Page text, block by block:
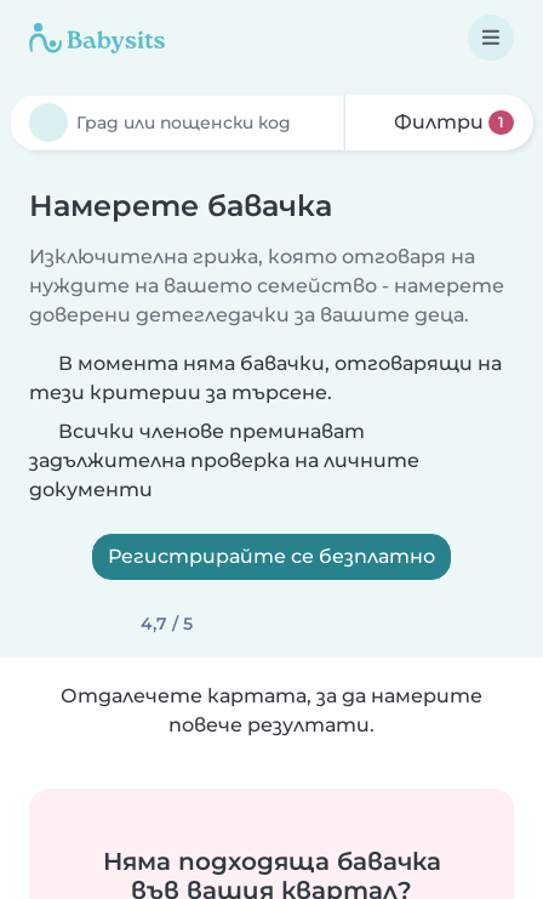
Филтри 1
Намерете бавачка
Изключителна грижа, която отговаря на
нуждите на вашето семейство - намерете
доверени детегледачки за вашите деца.
В момента няма бавачки, отговарящи на
тези критерии за търсене.
Всички членове преминават
задължителна проверка на личните
документи
Регистрирайте се безплатно
4,7 / 5
Отдалечете картата, за да намерите
повече резултати.
Няма подходяща бавачка
във вашия квартал?